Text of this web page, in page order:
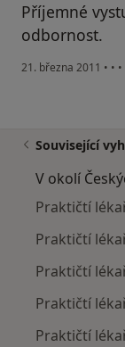
Příjemné
odbornost.
21. března 2011 • • •
Související
V okolí
Praktičtí
Praktičtí
Praktičtí
Praktičtí
Praktičtí